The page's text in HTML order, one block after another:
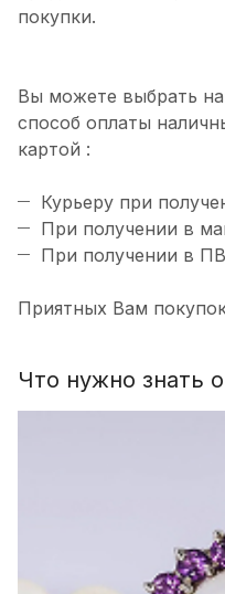
покупки.
Вы можете выбрать
способ оплаты
картой :
Курьеру при
При получении в
При получении в
Приятных Вам
Что нужно знать